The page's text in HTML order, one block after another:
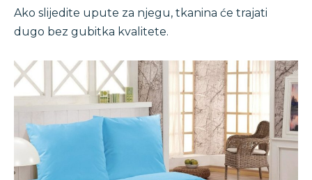
Ako slijedite upute za njegu, tkanina će trajati
dugo bez gubitka kvalitete.